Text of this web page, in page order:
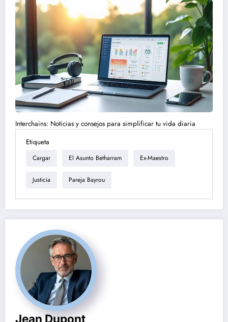
Interchains: Noticias y consejos para simplificar tu vida diaria
Etiqueta
Cargar El Asunto Betharram Ex-Maestro
Justicia Pareja Bayrou
Jean Dupont